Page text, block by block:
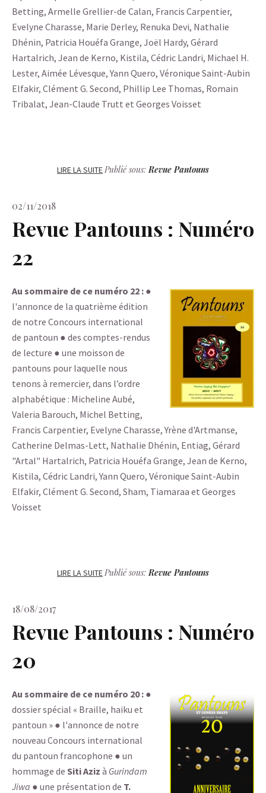
Betting, Armelle Grellier-de Calan, Francis Carpentier,
Evelyne Charasse, Marie Derley, Renuka Devi, Nathalie
Dhénin, Patricia Houéfa Grange, Joël Hardy, Gérard
Hartalrich, Jean de Kerno, Kistila, Cédric Landri, Michael H.
Lester, Aimée Lévesque, Yann Quero, Véronique Saint-Aubin
Elfakir, Clément G. Second, Phillip Lee Thomas, Romain
Tribalat, Jean-Claude Trutt et Georges Voisset
LIRE LA SUITE Publié sous: Revue Pantouns
02/11/2018
Revue Pantouns : Numéro
22
Au sommaire de ce numéro 22 : ●
l'annonce de la quatrième édition
de notre Concours international
de pantoun ● des comptes-rendus
de lecture ● une moisson de
pantouns pour laquelle nous
tenons à remercier, dans l’ordre
alphabétique : Micheline Aubé,
Valeria Barouch, Michel Betting,
Francis Carpentier, Evelyne Charasse, Yrène d'Artmanse,
Catherine Delmas-Lett, Nathalie Dhénin, Entiag, Gérard
"Artal" Hartalrich, Patricia Houéfa Grange, Jean de Kerno,
Kistila, Cédric Landri, Yann Quero, Véronique Saint-Aubin
Elfakir, Clément G. Second, Sham, Tiamaraa et Georges
Voisset
LIRE LA SUITE Publié sous: Revue Pantouns
18/08/2017
Revue Pantouns : Numéro
20
Au sommaire de ce numéro 20 : ●
dossier spécial « Braille, haiku et
pantoun » ● l'annonce de notre
nouveau Concours international
du pantoun francophone ● un
hommage de Siti Aziz à Gurindam
Jiwa ● une présentation de T.